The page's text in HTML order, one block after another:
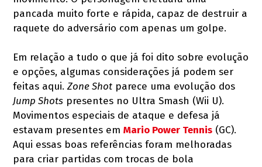
pancada muito forte e rápida, capaz de destruir a
raquete do adversário com apenas um golpe.
Em relação a tudo o que já foi dito sobre evolução
e opções, algumas considerações já podem ser
feitas aqui.Zone Shot parece uma evolução dos
Jump Shots presentes no Ultra Smash (Wii U).
Movimentos especiais de ataque e defesa já
estavam presentes emMario Power Tennis (GC).
Aqui essas boas referências foram melhoradas
para criar partidas com trocas de bola